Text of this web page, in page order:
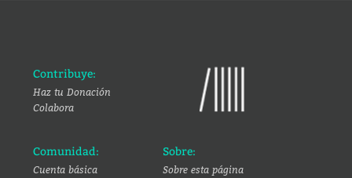
Contribuye:
Haz tu Donación
Colabora
Comunidad:
Cuenta básica
Sobre:
Sobre esta página